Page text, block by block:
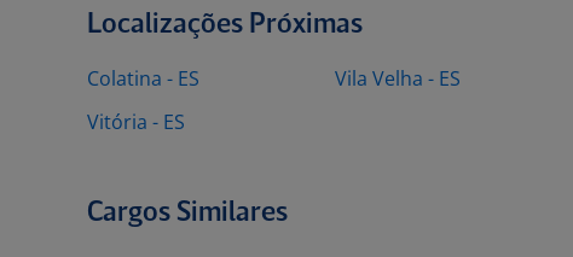
Localizações Próximas
Colatina - ES
Vitória - ES
Vila Velha - ES
Cargos Similares